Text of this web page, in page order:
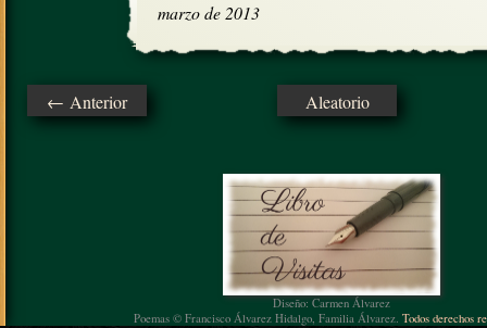
marzo de 2013
← Anterior Aleatorio
Diseño: Carmen Álvarez
Poemas © Francisco Álvarez Hidalgo, Familia Álvarez. Todos derechos